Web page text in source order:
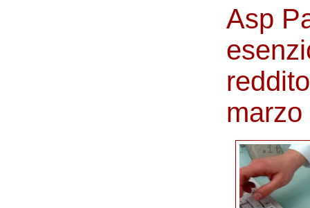
Asp